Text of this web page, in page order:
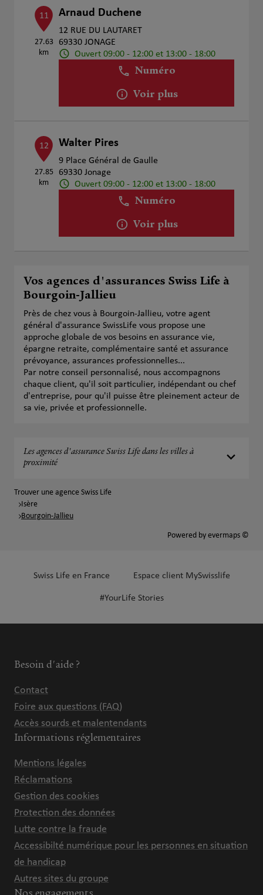
11
27.63
km
Arnaud Duchene
12 RUE DU LAUTARET
69330 JONAGE
Ouvert 09:00 - 12:00 et 13:00 - 18:00
Numéro
Voir plus
12
27.85
km
Walter Pires
9 Place Général de Gaulle
69330 Jonage
Ouvert 09:00 - 12:00 et 13:00 - 18:00
Numéro
Voir plus
Vos agences d'assurances Swiss Life à
Bourgoin-Jallieu
Près de chez vous à Bourgoin-Jallieu, votre agent
général d'assurance SwissLife vous propose une
approche globale de vos besoins en assurance vie,
épargne retraite, complémentaire santé et assurance
prévoyance, assurances professionnelles...
Par notre conseil personnalisé, nous accompagnons
chaque client, qu'il soit particulier, indépendant ou chef
d'entreprise, pour qu'il puisse être pleinement acteur de
sa vie, privée et professionnelle.
Les agences d'assurance Swiss Life dans les villes à
proximité
Trouver une agence Swiss Life
Isère
Bourgoin-Jallieu
Powered by evermaps ©
Swiss Life en France Espace client MySwisslife
#YourLife Stories
Besoin d'aide ?
Contact
Foire aux questions (FAQ)
Accès sourds et malentendants
Informations réglementaires
Mentions légales
Réclamations
Gestion des cookies
Protection des données
Lutte contre la fraude
Accessibilté numérique pour les personnes en situation
de handicap
Autres sites du groupe